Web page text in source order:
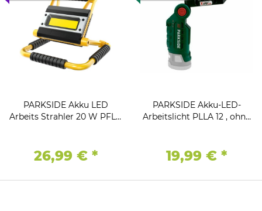
PARKSIDE Akku LED
Arbeits Strahler 20 W PFLA
26,99 € *
PARKSIDE Akku-LED-
Arbeitslicht PLLA 12 , ohne
19,99 € *